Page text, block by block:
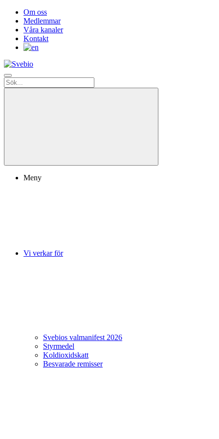
Om oss
Medlemmar
Våra kanaler
Kontakt
Meny
Vi verkar för
Svebios valmanifest 2026
Styrmedel
Koldioxidskatt
Besvarade remisser